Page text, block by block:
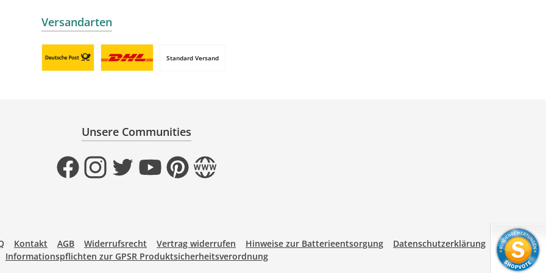
Versandarten
Standard Versand
Unsere Communities
FacebookInstagramTwitterYouTubePinterestWebsite
Kontakt AGB Widerrufsrecht Vertrag widerrufen Hinweise zur Batterieentsorgung
Datenschutzerklärung
Informationspflichten zur GPSR Produktsicherheitsverordnung